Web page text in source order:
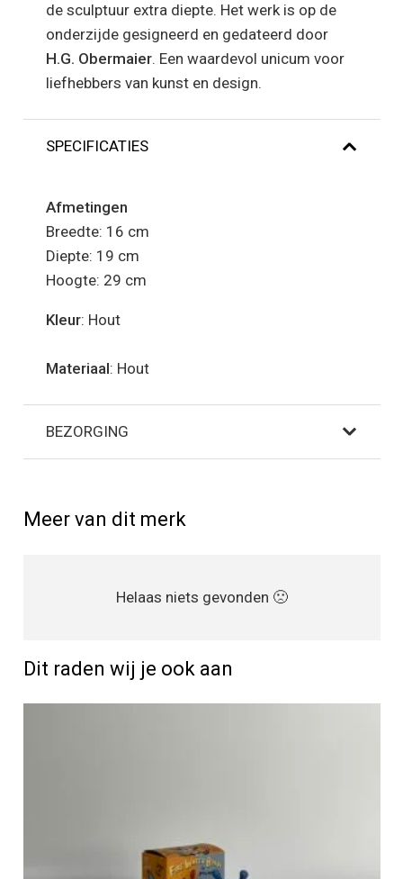
de sculptuur extra diepte. Het werk is op de
onderzijde gesigneerd en gedateerd door
H.G. Obermaier. Een waardevol unicum voor
liefhebbers van kunst en design.
SPECIFICATIES
Afmetingen
Breedte: 16 cm
Diepte: 19 cm
Hoogte: 29 cm
Kleur: Hout
Materiaal: Hout
BEZORGING
Meer van dit merk
Helaas niets gevonden 🙁
Dit raden wij je ook aan